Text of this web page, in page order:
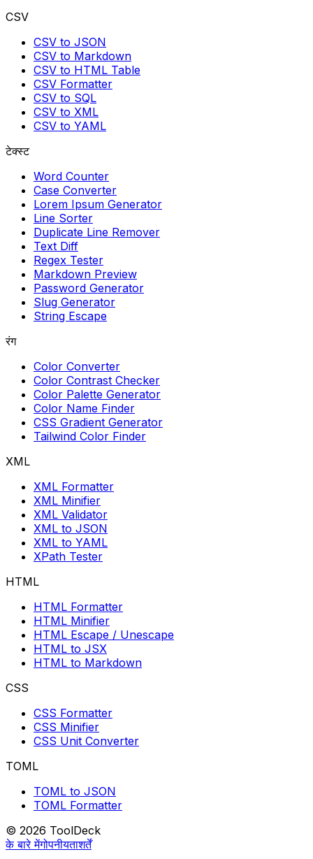
CSV
CSV to JSON
CSV to Markdown
CSV to HTML Table
CSV Formatter
CSV to SQL
CSV to XML
CSV to YAML
टेक्स्ट
Word Counter
Case Converter
Lorem Ipsum Generator
Line Sorter
Duplicate Line Remover
Text Diff
Regex Tester
Markdown Preview
Password Generator
Slug Generator
String Escape
रंग
Color Converter
Color Contrast Checker
Color Palette Generator
Color Name Finder
CSS Gradient Generator
Tailwind Color Finder
XML
XML Formatter
XML Minifier
XML Validator
XML to JSON
XML to YAML
XPath Tester
HTML
HTML Formatter
HTML Minifier
HTML Escape / Unescape
HTML to JSX
HTML to Markdown
CSS
CSS Formatter
CSS Minifier
CSS Unit Converter
TOML
TOML to JSON
TOML Formatter
© 2026 ToolDeck
के बारे मेंगोपनीयताशर्तें